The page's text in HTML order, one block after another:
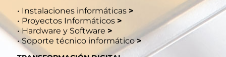
• Instalaciones informáticas >
• Proyectos Informáticos >
•Hardware y Software >
• Soporte técnico informático >